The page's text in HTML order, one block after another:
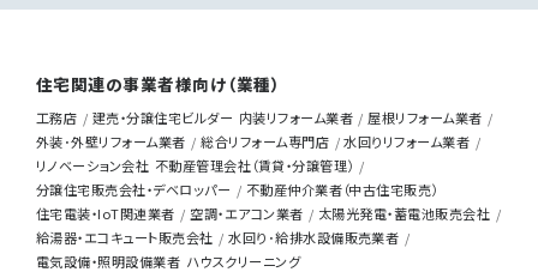
住宅関連の事業者様向け（業種）
工務店 建売・分譲住宅ビルダー 内装リフォーム業者
屋根リフォーム業者
外装･外壁リフォーム業者
総合リフォーム専門店
水回りリフォーム業者
リノベーション会社 不動産管理会社（賃貸・分譲管理）
分譲住宅販売会社・デベロッパー
不動産仲介業者（中古住宅販売）
住宅電装・IoT関連業者
空調・エアコン業者
太陽光発電・蓄電池販売会社
給湯器・エコキュート販売会社
水回り･給排水設備販売業者
電気設備・照明設備業者 ハウスクリーニング